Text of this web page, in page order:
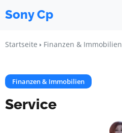
Sony Cp
Startseite Finanzen & Immobilien
Finanzen & Immobilien
Service